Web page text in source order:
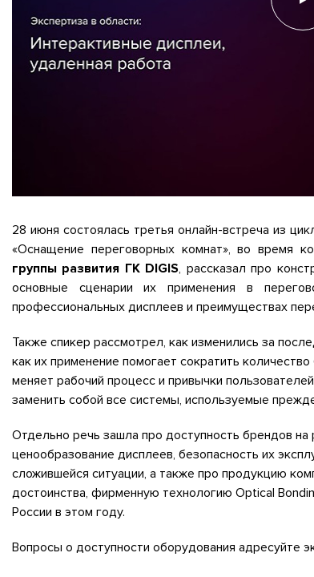
28 июня состоялась третья онлайн-встреча из
«Оснащение переговорных комнат», во время
группы развития ГК DIGIS, рассказал про
основные сценарии их применения в
профессиональных дисплеев и преимуществах
Также спикер рассмотрел, как изменились за
как их применение помогает сократить
меняет рабочий процесс и привычки
заменить собой все системы, используемые
Отдельно речь зашла про доступность брендов на
ценообразование дисплеев, безопасность их
сложившейся ситуации, а также про продукцию
достоинства, фирменную технологию Optical
России в этом году.
Вопросы о доступности оборудования адресуйте